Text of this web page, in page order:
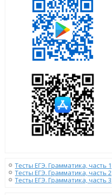
Тесты ЕГЭ. Грамматика, часть 1
Тесты ЕГЭ. Грамматика, часть 2
Тесты ЕГЭ. Грамматика, часть 3